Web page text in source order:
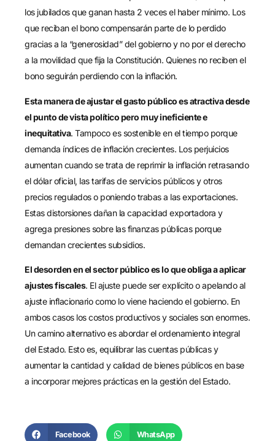
los jubilados que ganan hasta 2 veces el haber mínimo. Los
que reciban el bono compensarán parte de lo perdido
gracias a la “generosidad” del gobierno y no por el derecho
a la movilidad que fija la Constitución. Quienes no reciben el
bono seguirán perdiendo con la inflación.
Esta manera de ajustar el gasto público es atractiva desde
el punto de vista político pero muy ineficiente e
inequitativa. Tampoco es sostenible en el tiempo porque
demanda índices de inflación crecientes. Los perjuicios
aumentan cuando se trata de reprimir la inflación retrasando
el dólar oficial, las tarifas de servicios públicos y otros
precios regulados o poniendo trabas a las exportaciones.
Estas distorsiones dañan la capacidad exportadora y
agrega presiones sobre las finanzas públicas porque
demandan crecientes subsidios.
El desorden en el sector público es lo que obliga a aplicar
ajustes fiscales. El ajuste puede ser explícito o apelando al
ajuste inflacionario como lo viene haciendo el gobierno. En
ambos casos los costos productivos y sociales son enormes.
Un camino alternativo es abordar el ordenamiento integral
del Estado. Esto es, equilibrar las cuentas públicas y
aumentar la cantidad y calidad de bienes públicos en base
a incorporar mejores prácticas en la gestión del Estado.
Facebook WhatsApp